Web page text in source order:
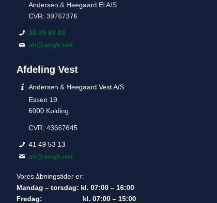
Andersen & Heegaard El A/S
CVR: 39767376
39 29 63 33
ah@aogh.net
Afdeling Vest
Andersen & Heegaard Vest A/S
Essen 19
6000 Kolding
CVR: 43667645
41 49 53 13
ah@aogh.net
Vores åbningstider er:
Mandag – torsdag: kl. 07:00 – 16:00
Fredag: kl. 07:00 – 15:00